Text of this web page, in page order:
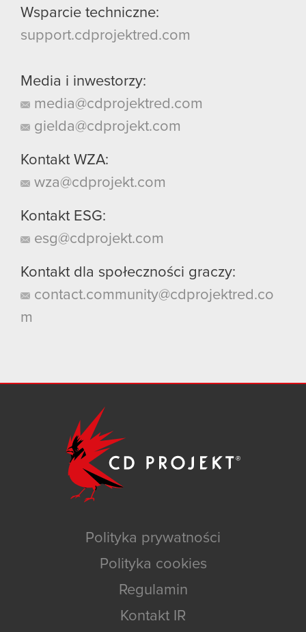
Wsparcie techniczne:
support.cdprojektred.com
Media i inwestorzy:
media@cdprojektred.com
gielda@cdprojekt.com
Kontakt WZA:
wza@cdprojekt.com
Kontakt ESG:
esg@cdprojekt.com
Kontakt dla społeczności graczy:
contact.community@cdprojektred.co
m
Polityka prywatności
Polityka cookies
Regulamin
Kontakt IR